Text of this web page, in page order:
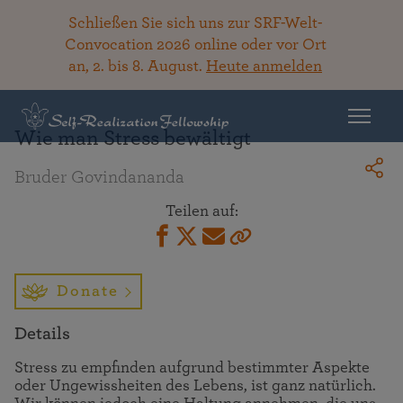
Schließen Sie sich uns zur SRF-Welt-
Convocation 2026 online oder vor Ort
an, 2. bis 8. August. Heute anmelden
Wie man Stress bewältigt
Bruder Govindananda
Teilen auf:
Donate
Details
Stress zu empfinden aufgrund bestimmter Aspekte
oder Ungewissheiten des Lebens, ist ganz natürlich.